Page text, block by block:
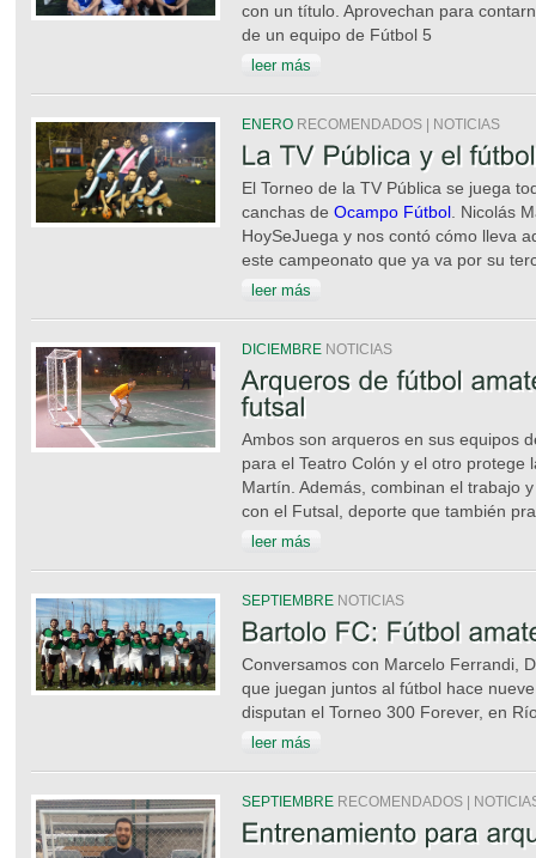
con un título. Aprovechan para
de un equipo de Fútbol 5
leer más
ENERO RECOMENDADOS | NOTICIAS
El Torneo de la TV Pública se juega
canchas de Ocampo Fútbol . Nicolás
HoySeJuega y nos contó cómo lleva
este campeonato que ya va por su
leer más
DICIEMBRE NOTICIAS
Ambos son arqueros en sus equipos
para el Teatro Colón y el otro protege
Martín. Además, combinan el trabajo
con el Futsal, deporte que también
leer más
SEPTIEMBRE NOTICIAS
Conversamos con Marcelo Ferrandi,
que juegan juntos al fútbol hace
disputan el Torneo 300 Forever, en
leer más
SEPTIEMBRE RECOMENDADOS |